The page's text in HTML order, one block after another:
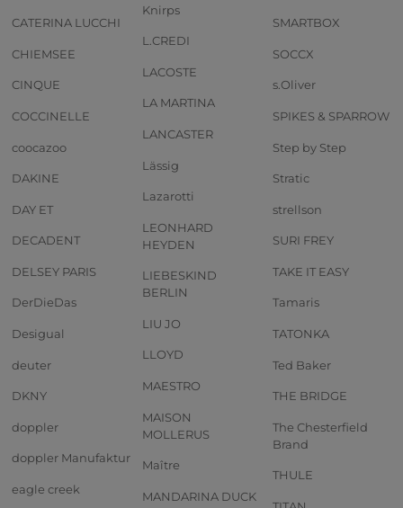
CATERINA LUCCHI
CHIEMSEE
CINQUE
COCCINELLE
coocazoo
DAKINE
DAY ET
DECADENT
DELSEY PARIS
DerDieDas
Desigual
deuter
DKNY
doppler
doppler Manufaktur
eagle creek
Knirps
L.CREDI
LACOSTE
LA MARTINA
LANCASTER
Lässig
Lazarotti
LEONHARD
HEYDEN
LIEBESKIND
BERLIN
LIU JO
LLOYD
MAESTRO
MAISON
MOLLERUS
Maître
MANDARINA DUCK
SMARTBOX
SOCCX
s.Oliver
SPIKES & SPARROW
Step by Step
Stratic
strellson
SURI FREY
TAKE IT EASY
Tamaris
TATONKA
Ted Baker
THE BRIDGE
The Chesterfield
Brand
THULE